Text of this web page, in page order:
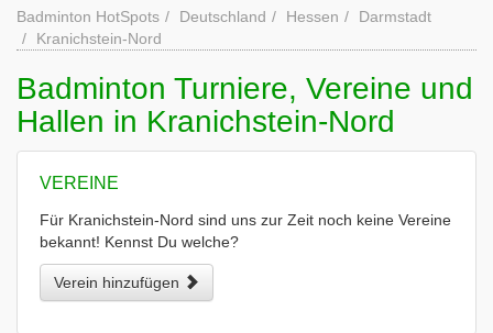
Badminton HotSpots Deutschland Hessen
Darmstadt
Kranichstein-Nord
Badminton Turniere, Vereine und
Hallen in Kranichstein-Nord
VEREINE
Für Kranichstein-Nord sind uns zur Zeit noch keine Vereine
bekannt! Kennst Du welche?
Verein hinzufügen